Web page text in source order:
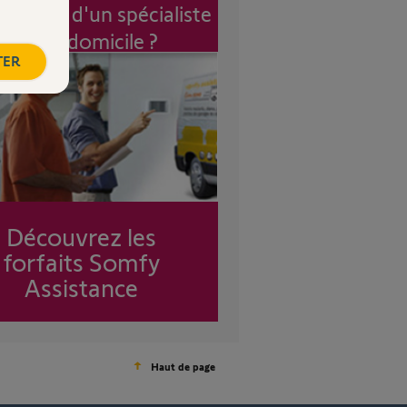
d'un spécialiste
à mon domicile ?
Découvrez les
forfaits Somfy
Assistance
Haut de page